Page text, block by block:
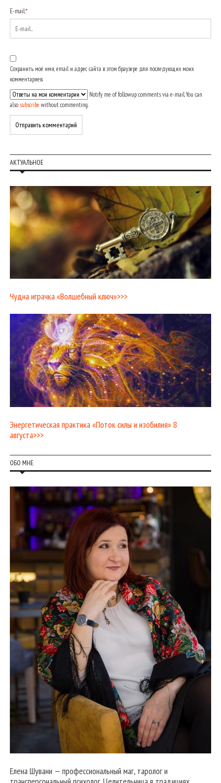
E-mail:*
Сохранить моё имя, email и адрес сайта в этом браузере для последующих моих
комментариев.
Notify me of followup comments via e-mail. You can
also subscribe without commenting.
АКТУАЛЬНОЕ
Чудна играчка «Волшебный ключ»>>>
Энергетическая практика «Поток силы и изобилия» 8
августа>>>
ОБО МНЕ
Елена Шувани — профессиональный маг, таролог и